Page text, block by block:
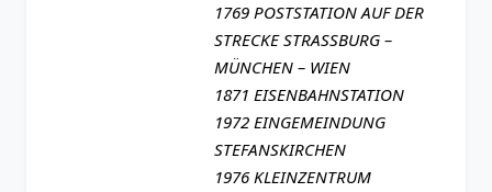
1769 POSTSTATION AUF DER
STRECKE STRASSBURG –
MÜNCHEN – WIEN
1871 EISENBAHNSTATION
1972 EINGEMEINDUNG
STEFANSKIRCHEN
1976 KLEINZENTRUM